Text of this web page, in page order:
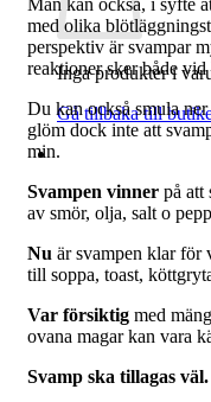
Inga produkter i
Gå tillbaka till
med olika
perspektiv är svampar
reaktioner sker både
Du kan också smula
glöm dock inte att
min.
Svampen vinner på att
av smör, olja, salt o
Nu är svampen klar för
till soppa, toast,
Var försiktig med
ovana magar kan vara
Svamp ska tillagas väl.